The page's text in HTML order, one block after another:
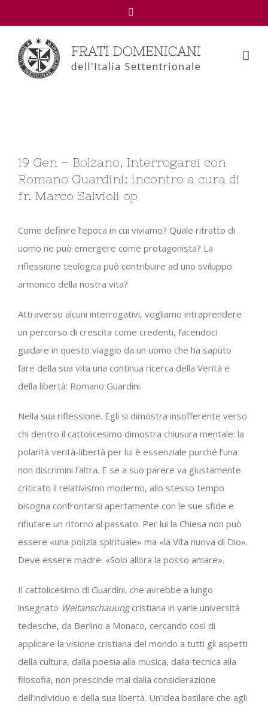
Larger
Image
19 Gen – Bolzano, Interrogarsi con
Romano Guardini: incontro a cura di
fr. Marco Salvioli op
Come definire l’epoca in cui viviamo? Quale ritratto di
uomo ne può emergere come protagonista? La
riflessione teologica può contribuire ad uno sviluppo
armonico della nostra vita?
Attraverso alcuni interrogativi, vogliamo intraprendere
un percorso di crescita come credenti, facendoci
guidare in questo viaggio da un uomo che ha saputo
fare della sua vita una continua ricerca della Verità e
della libertà: Romano Guardini.
Nella sua riflessione. Egli si dimostra insofferente verso
chi dentro il cattolicesimo dimostra chiusura mentale: la
polarità verità-libertà per lui è essenziale purché l’una
non discrimini l’altra. E se a suo parere va giustamente
criticato il relativismo moderno, allo stesso tempo
bisogna confrontarsi apertamente con le sue sfide e
rifiutare un ritorno al passato. Per lui la Chiesa non può
essere «una polizia spirituale» ma «la Vita nuova di Dio».
Deve essere madre: «Solo allora la posso amare».
Il cattolicesimo di Guardini, che avrebbe a lungo
insegnato Weltanschauungcristiana in varie università
tedesche, da Berlino a Monaco, cercando così di
applicare la visione cristiana del mondo a tutti gli aspetti
della cultura, dalla poesia alla musica, dalla tecnica alla
filosofia, non prescinde mai dalla considerazione
dell’individuo e della sua libertà. Un’idea basilare che agli